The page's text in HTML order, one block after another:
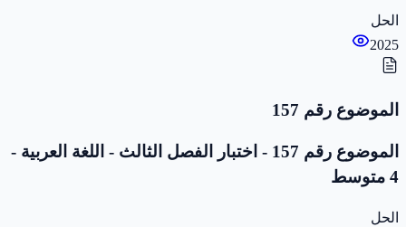
الحل
2025
الموضوع رقم 157
الموضوع رقم 157 - اختبار الفصل الثالث - اللغة العربية -
4 متوسط
الحل